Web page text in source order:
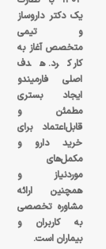
یک دکتر داروساز
و تیمی
متخصص آغاز به
کار کرد. هدف
اصلی فارمیندو
ایجاد بستری
مطمئن و
قابل‌اعتماد برای
خرید دارو و
مکمل‌های
موردنیاز و
همچنین ارائه
مشاوره تخصصی
به کاربران و
بیماران است.